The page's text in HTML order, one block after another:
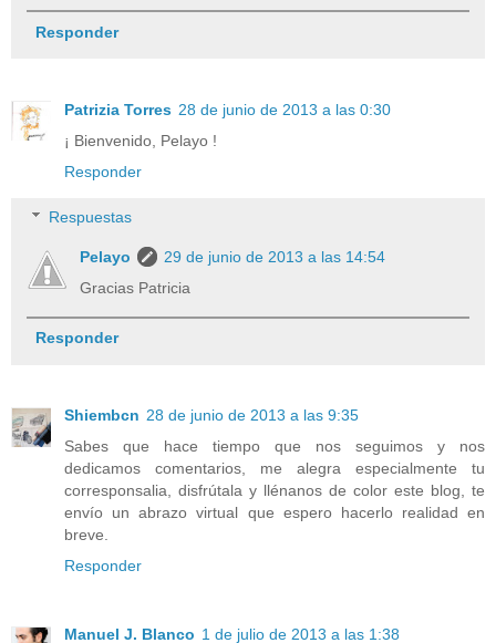
Responder
Patrizia Torres 28 de junio de 2013 a las 0:30
¡ Bienvenido, Pelayo !
Responder
Respuestas
Pelayo
29 de junio de 2013 a las 14:54
Gracias Patricia
Responder
Shiembcn 28 de junio de 2013 a las 9:35
Sabes que hace tiempo que nos seguimos y nos
dedicamos comentarios, me alegra especialmente tu
corresponsalia, disfrútala y llénanos de color este blog, te
envío un abrazo virtual que espero hacerlo realidad en
breve.
Responder
Manuel J. Blanco 1 de julio de 2013 a las 1:38